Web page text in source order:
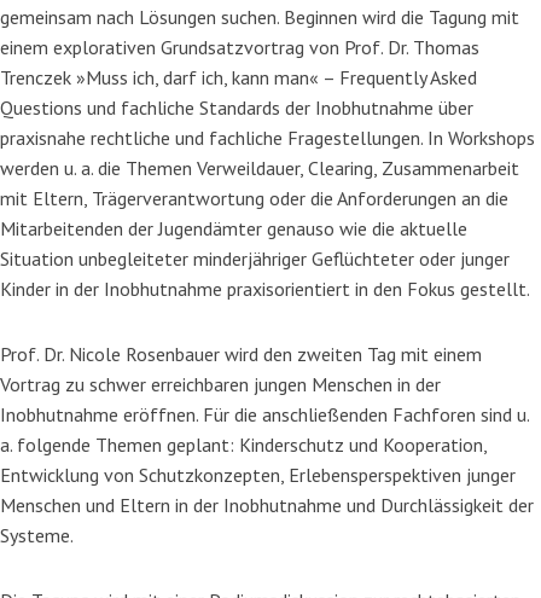
gemeinsam nach Lösungen suchen. Beginnen wird die Tagung mit
einem explorativen Grundsatzvortrag von Prof. Dr. Thomas
Trenczek »Muss ich, darf ich, kann man« – Frequently Asked
Questions und fachliche Standards der Inobhutnahme über
praxisnahe rechtliche und fachliche Fragestellungen. In Workshops
werden u. a. die Themen Verweildauer, Clearing, Zusammenarbeit
mit Eltern, Trägerverantwortung oder die Anforderungen an die
Mitarbeitenden der Jugendämter genauso wie die aktuelle
Situation unbegleiteter minderjähriger Geflüchteter oder junger
Kinder in der Inobhutnahme praxisorientiert in den Fokus gestellt.
Prof. Dr. Nicole Rosenbauer wird den zweiten Tag mit einem
Vortrag zu schwer erreichbaren jungen Menschen in der
Inobhutnahme eröffnen. Für die anschließenden Fachforen sind u.
a. folgende Themen geplant: Kinderschutz und Kooperation,
Entwicklung von Schutzkonzepten, Erlebensperspektiven junger
Menschen und Eltern in der Inobhutnahme und Durchlässigkeit der
Systeme.